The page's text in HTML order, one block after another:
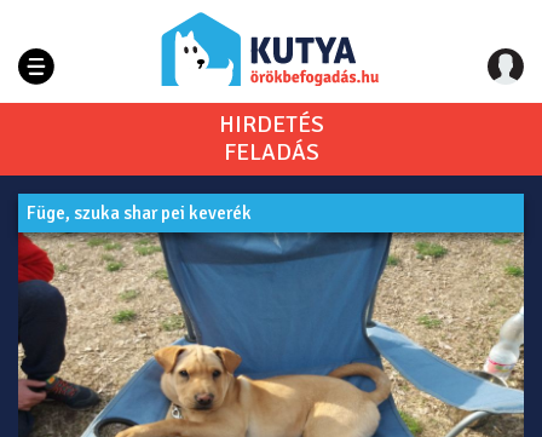
HIRDETÉS
FELADÁS
Füge, szuka shar pei keverék